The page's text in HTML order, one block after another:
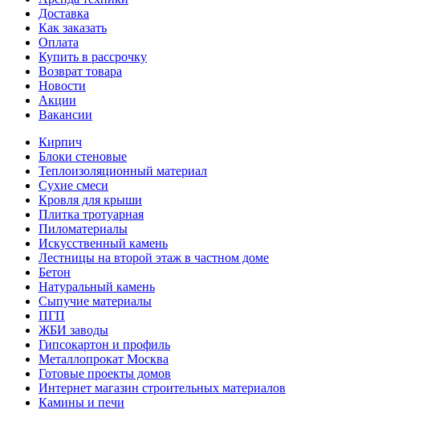
Доставка
Как заказать
Оплата
Купить в рассрочку
Возврат товара
Новости
Акции
Вакансии
Кирпич
Блоки стеновые
Теплоизоляционный материал
Сухие смеси
Кровля для крыши
Плитка тротуарная
Пиломатериалы
Искусственный камень
Лестницы на второй этаж в частном доме
Бетон
Натуральный камень
Сыпучие материалы
ПГП
ЖБИ заводы
Гипсокартон и профиль
Металлопрокат Москва
Готовые проекты домов
Интернет магазин строительных материалов
Камины и печи